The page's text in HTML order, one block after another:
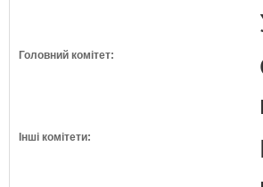
Головний комітет:
Інші комітети: